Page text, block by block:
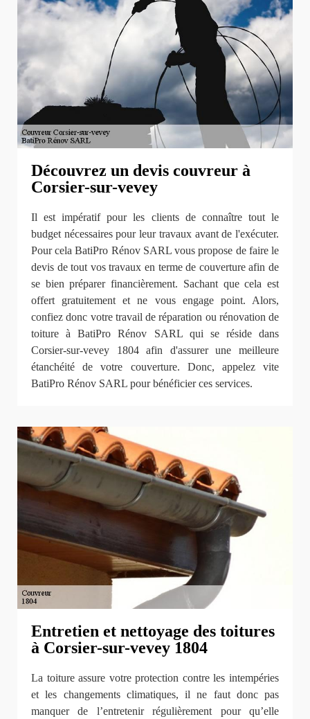
Découvrez un devis couvreur à
Corsier-sur-vevey
Il est impératif pour les clients de connaître tout le
budget nécessaires pour leur travaux avant de l'exécuter.
Pour cela BatiPro Rénov SARL vous propose de faire le
devis de tout vos travaux en terme de couverture afin de
se bien préparer financièrement. Sachant que cela est
offert gratuitement et ne vous engage point. Alors,
confiez donc votre travail de réparation ou rénovation de
toiture à BatiPro Rénov SARL qui se réside dans
Corsier-sur-vevey 1804 afin d'assurer une meilleure
étanchéité de votre couverture. Donc, appelez vite
BatiPro Rénov SARL pour bénéficier ces services.
Entretien et nettoyage des toitures
à Corsier-sur-vevey 1804
La toiture assure votre protection contre les intempéries
et les changements climatiques, il ne faut donc pas
manquer de l’entretenir régulièrement pour qu’elle